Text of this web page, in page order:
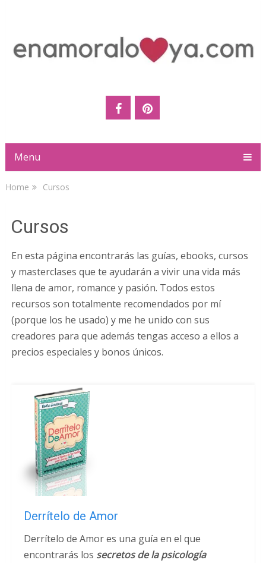
Menu
Home Cursos
Cursos
En esta página encontrarás las guías, ebooks, cursos
y masterclases que te ayudarán a vivir una vida más
llena de amor, romance y pasión. Todos estos
recursos son totalmente recomendados por mí
(porque los he usado) y me he unido con sus
creadores para que además tengas acceso a ellos a
precios especiales y bonos únicos.
Derrítelo de Amor
Derrítelo de Amor es una guía en el que
encontrarás los secretos de la psicología